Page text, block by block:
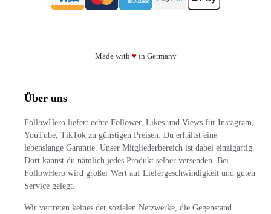
Made with ♥ in Germany
Über uns
FollowHero liefert echte Follower, Likes und Views für Instagram,
YouTube, TikTok zu günstigen Preisen. Du erhältst eine
lebenslange Garantie. Unser Mitgliederbereich ist dabei einzigartig.
Dort kannst du nämlich jedes Produkt selber versenden. Bei
FollowHero wird großer Wert auf Liefergeschwindigkeit und guten
Service gelegt.
Wir vertreten keines der sozialen Netzwerke, die Gegenstand